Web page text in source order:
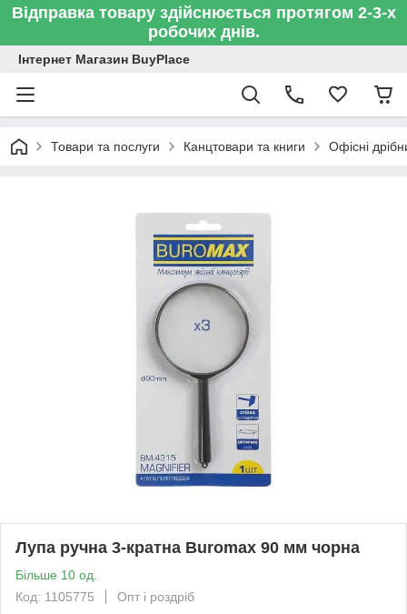
Відправка товару здійснюється протягом 2-3-х
робочих днів.
Інтернет Магазин BuyPlace
Товари та послуги Канцтовари та книги Офісні
Лупа ручна 3-кратна Buromax 90 мм чорна
Більше 10 од.
Код: 1105775
Опт і роздріб